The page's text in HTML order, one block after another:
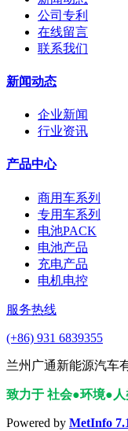
公司专利
在线留言
联系我们
新闻动态
企业新闻
行业资讯
产品中心
商用车系列
专用车系列
电池PACK
电池产品
充电产品
电机电控
服务热线
(+86) 931 6839355
兰州广通新能源汽车
致力于 社会●环境●
Powered by MetInfo